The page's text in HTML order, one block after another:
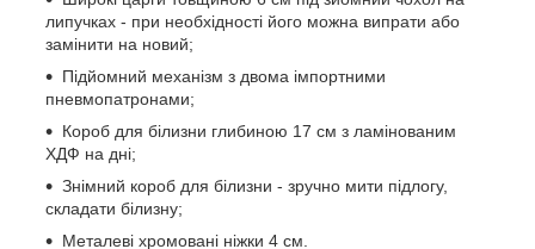
липучках - при необхідності його можна випрати або
замінити на новий;
Підйомний механізм з двома імпортними
пневмопатронами;
Короб для білизни глибиною 17 см з ламінованим
ХДФ на дні;
Знімний короб для білизни - зручно мити підлогу,
складати білизну;
Металеві хромовані ніжки 4 см.